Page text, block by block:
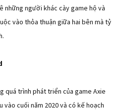
người khác cày game hộ và
vào thỏa thuận giữa hai bên mà tỷ
quá trình phát triển của game Axie
cuối năm 2020 và có kế hoạch